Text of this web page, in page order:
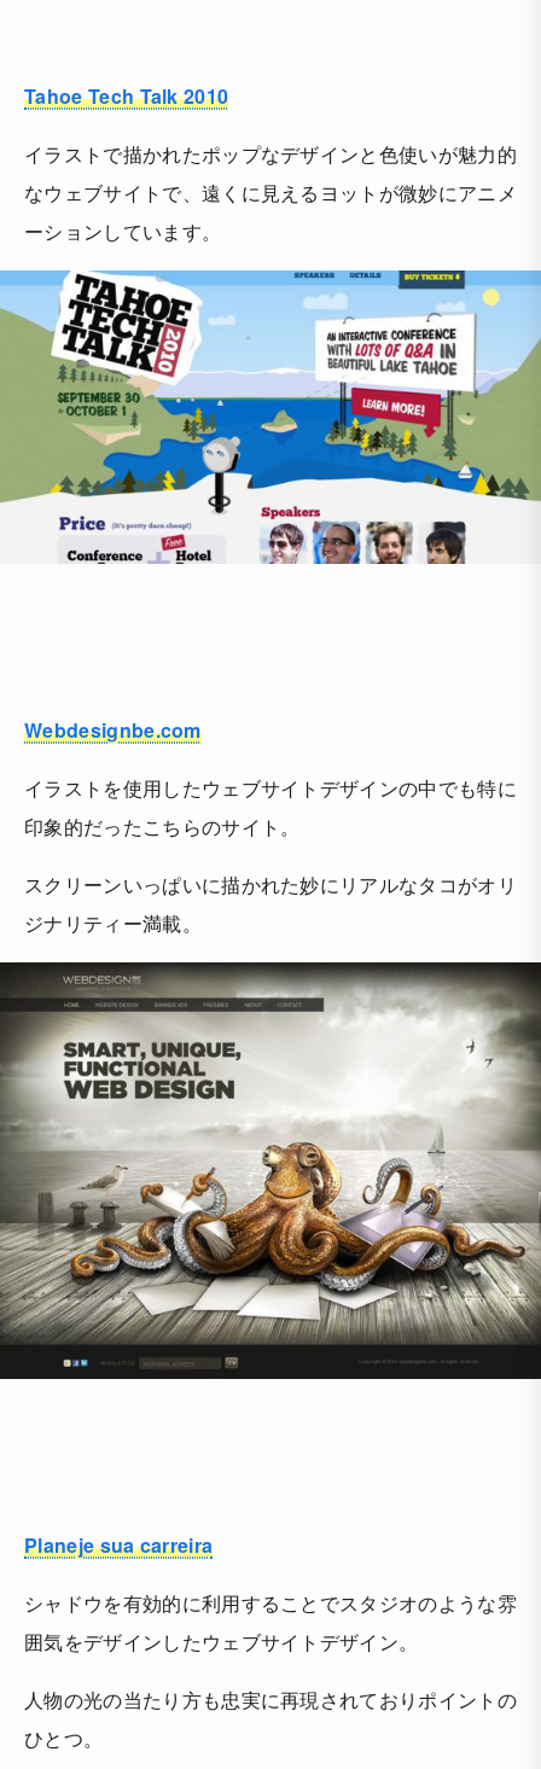
Tahoe Tech Talk 2010
イラストで描かれたポップなデザインと色使いが魅力的
なウェブサイトで、遠くに見えるヨットが微妙にアニメ
ーションしています。
Webdesignbe.com
イラストを使用したウェブサイトデザインの中でも特に
印象的だったこちらのサイト。
スクリーンいっぱいに描かれた妙にリアルなタコがオリ
ジナリティー満載。
Planeje sua carreira
シャドウを有効的に利用することでスタジオのような雰
囲気をデザインしたウェブサイトデザイン。
人物の光の当たり方も忠実に再現されておりポイントの
ひとつ。